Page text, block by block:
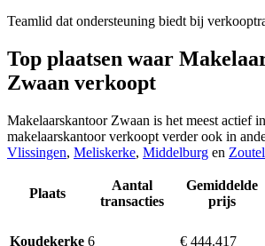
Teamlid dat ondersteuning biedt bij
Top plaatsen waar
Zwaan verkoopt
Makelaarskantoor Zwaan is het meest actief in
makelaarskantoor verkoopt verder ook in
Vlissingen, Meliskerke, Middelburg en
Plaats
Aantal
transacties
Gemiddelde
prijs
Koudekerke 6 € 444.417